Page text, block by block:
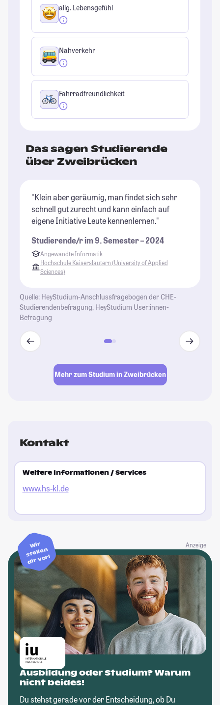
allg. Lebensgefühl
Nahverkehr
Fahrradfreundlichkeit
Das sagen Studierende
über Zweibrücken
"Klein aber geräumig, man findet sich sehr
schnell gut zurecht und kann einfach auf
eigene Initiative Leute kennenlernen."
Studierende/r im 9. Semester – 2024
Angewandte Informatik
Hochschule Kaiserslautern (University of Applied
Sciences)
Quelle: HeyStudium-Anschlussfragebogen der CHE-
Studierendenbefragung, HeyStudium User:innen-
Befragung
Mehr zum Studium in Zweibrücken
Kontakt
Weitere Informationen / Services
www.hs-kl.de
Anzeige
Wir
stellen
dir vor!
Ausbildung oder Studium? Warum
nicht beides!
Du stehst gerade vor der Entscheidung, ob Du